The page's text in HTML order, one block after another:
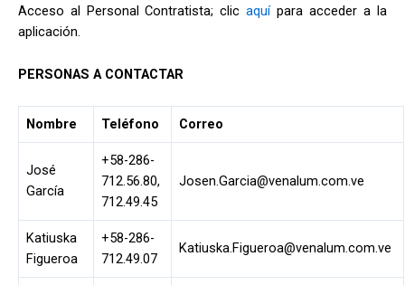
Acceso al Personal Contratista; clic aquípara acceder a la
aplicación.
PERSONAS A CONTACTAR
Nombre Teléfono Correo
José
García
+58-286-
712.56.80,
712.49.45
Josen.Garcia@venalum.com.ve
Katiuska
Figueroa
+58-286-
712.49.07
Katiuska.Figueroa@venalum.com.ve
Click